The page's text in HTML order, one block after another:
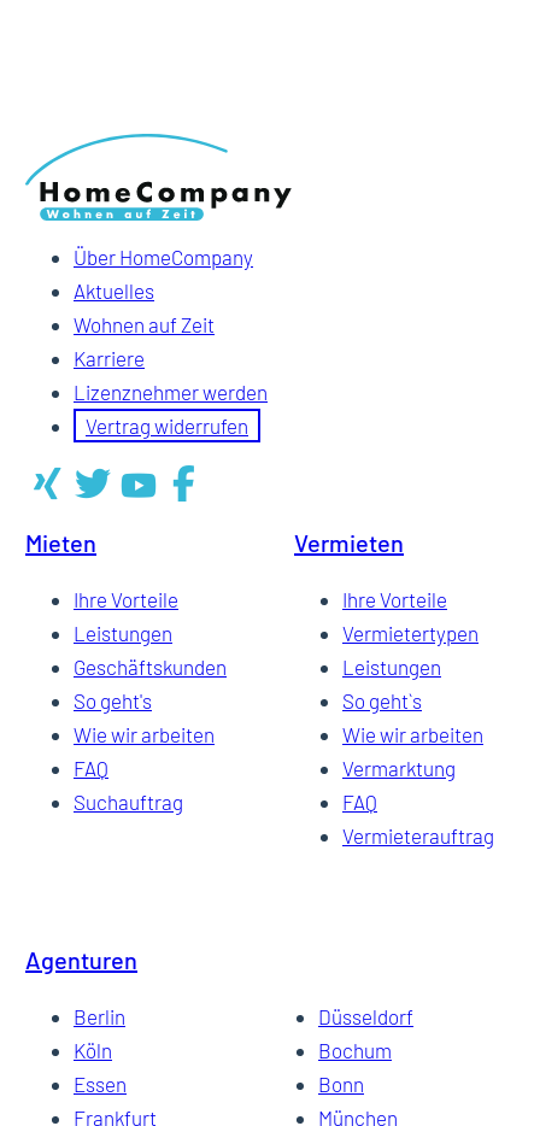
Über HomeCompany
Aktuelles
Wohnen auf Zeit
Karriere
Lizenznehmer werden
Vertrag widerrufen
Mieten
Ihre Vorteile
Leistungen
Geschäftskunden
So geht's
Wie wir arbeiten
FAQ
Suchauftrag
Vermieten
Ihre Vorteile
Vermietertypen
Leistungen
So geht`s
Wie wir arbeiten
Vermarktung
FAQ
Vermieterauftrag
Agenturen
Berlin
Düsseldorf
Köln
Bochum
Essen
Bonn
Frankfurt
München